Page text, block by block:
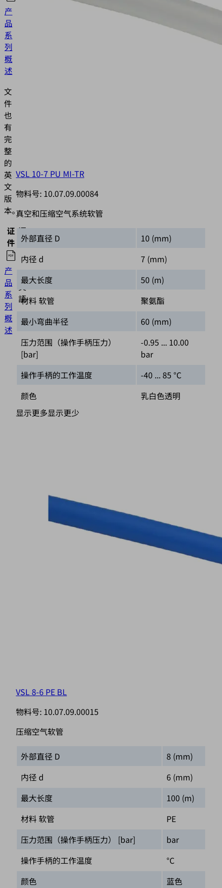
产
品
系
列
概
述
文
件
也
有
完
整
的
英
文
版
本。
证
件
语
种
产
品
系
列
概
述
英
語
VSL 10-7 PU MI-TR
物料号: 10.07.09.00084
真空和压缩空气系统软管
外部直径 D
10 (mm)
内径 d
7 (mm)
最大长度
50 (m)
材料 软管
聚氨酯
最小弯曲半径
60 (mm)
压力范围（操作手柄压力）
[bar]
-0.95 ... 10.00
bar
操作手柄的工作温度
-40 ... 85 °C
颜色
乳白色透明
显示更多显示更少
VSL 8-6 PE BL
物料号: 10.07.09.00015
压缩空气软管
外部直径 D
8 (mm)
内径 d
6 (mm)
最大长度
100 (m)
材料 软管
PE
压力范围（操作手柄压力） [bar]
bar
操作手柄的工作温度
°C
颜色
蓝色